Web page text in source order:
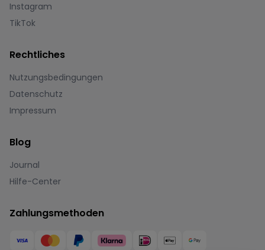
Instagram
TikTok
Rechtliches
Nutzungsbedingungen
Datenschutz
Impressum
Blog
Journal
Hilfe-Center
Zahlungsmethoden